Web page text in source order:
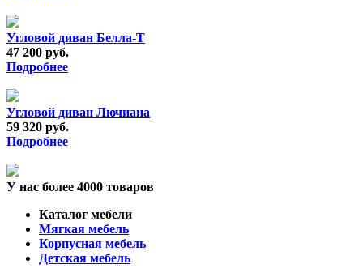
Угловой диван Белла-Т
47 200 руб.
Подробнее
Угловой диван Лючиана
59 320 руб.
Подробнее
У нас более 4000 товаров
Каталог мебели
Мягкая мебель
Корпусная мебель
Детская мебель